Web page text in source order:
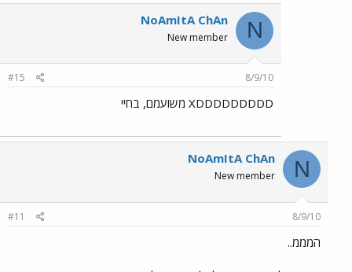
N
NoAmItA ChAn
New member
8/9/10
#15
XDDDDDDDDD משועמם, בחיי
N
NoAmItA ChAn
New member
8/9/10
#11
המממ..